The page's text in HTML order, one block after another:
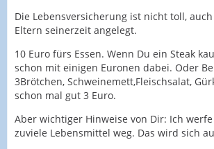
Die Lebensversicherung ist nicht toll,
Eltern seinerzeit angelegt.
10 Euro fürs Essen. Wenn Du ein Steak
schon mit einigen Euronen dabei. Oder
3Brötchen, Schweinemett,Fleischsalat,
schon mal gut 3 Euro.
Aber wichtiger Hinweise von Dir: Ich
zuviele Lebensmittel weg. Das wird sich